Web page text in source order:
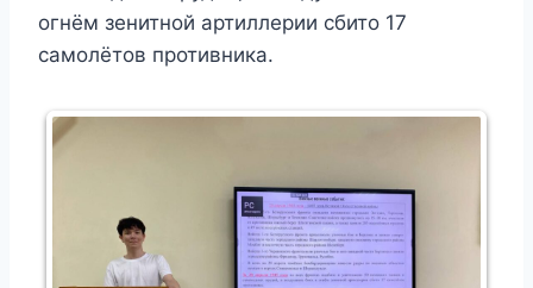
огнём зенитной артиллерии сбито 17
самолётов противника.